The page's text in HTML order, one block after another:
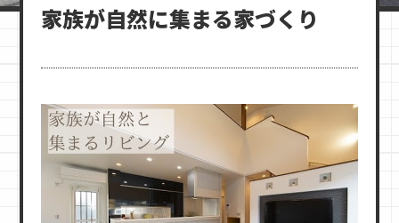
家族が自然に集まる家づくり